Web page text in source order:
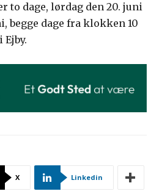
to dage, lørdag den 20. juni
begge dage fra klokken 10
Ejby.
X Linkedin